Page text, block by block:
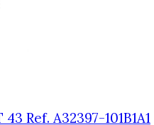
Ref. A32397-101B1A1